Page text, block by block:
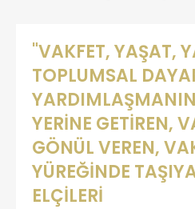
"VAKFET, YAŞAT,
TOPLUMSAL
YERİNE GETİREN,
GÖNÜL VEREN,
YÜREĞİNDE
ELÇİLERİ